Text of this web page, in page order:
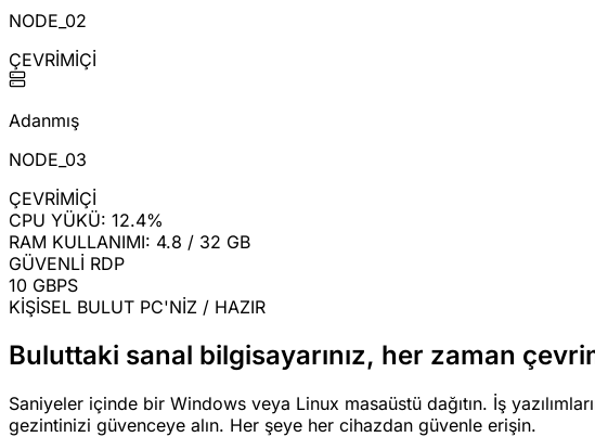
NODE_02
ÇEVRİMİÇİ
Adanmış
NODE_03
ÇEVRİMİÇİ
CPU YÜKÜ: 12.4%
RAM KULLANIMI: 4.8 / 32 GB
GÜVENLİ RDP
10 GBPS
KİŞİSEL BULUT PC'NİZ / HAZIR
Buluttaki sanal bilgisayarınız, her zaman
Saniyeler içinde bir Windows veya Linux masaüstü dağıtın. İş
gezintinizi güvenceye alın. Her şeye her cihazdan güvenle erişin.